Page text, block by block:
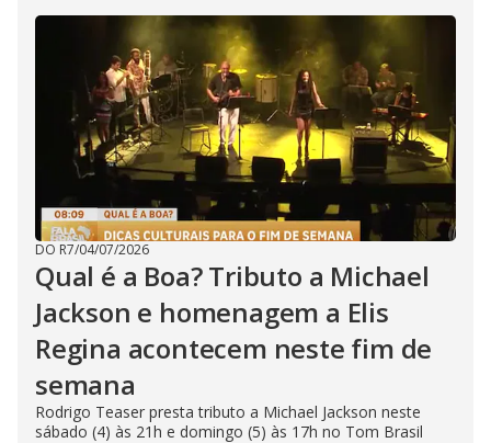
DO R7/04/07/2026
Qual é a Boa? Tributo a Michael
Jackson e homenagem a Elis
Regina acontecem neste fim de
semana
Rodrigo Teaser presta tributo a Michael Jackson neste
sábado (4) às 21h e domingo (5) às 17h no Tom Brasil